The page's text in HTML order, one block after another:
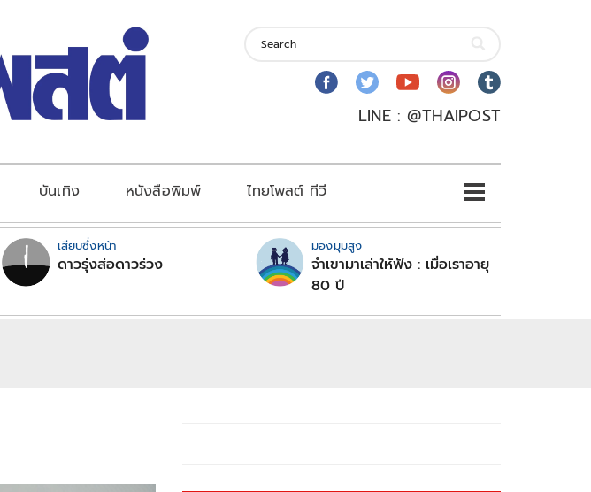
LINE : @THAIPOST
บันเทิง หนังสือพิมพ์ ไทยโพสต์ ทีวี
เสียบซึ่งหน้า
ดาวรุ่งส่อดาวร่วง
มองมุมสูง
จำเขามาเล่าให้ฟัง : เมื่อเราอายุ
80 ปี